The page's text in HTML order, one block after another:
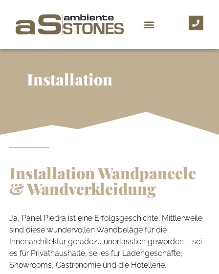
Installation
Installation Wandpaneele
& Wandverkleidung
Ja, Panel Piedra ist eine Erfolgsgeschichte: Mittlerweile
sind diese wundervollen Wandbeläge für die
Innenarchitektur geradezu unerlässlich geworden – sei
es für Privathaushalte, sei es für Ladengeschäfte,
Showrooms, Gastronomie und die Hotellerie.